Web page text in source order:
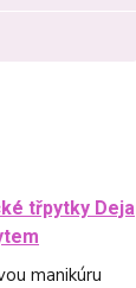
třpytky Deja
manikúru